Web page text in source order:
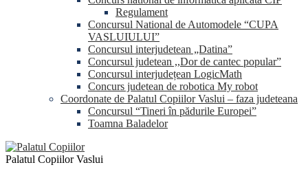
Regulament
Concursul National de Automodele “CUPA
VASLUIULUI”
Concursul interjudetean „Datina”
Concursul judetean ,,Dor de cantec popular”
Concursul interjudețean LogicMath
Concurs judetean de robotica My robot
Coordonate de Palatul Copiilor Vaslui – faza judeteana
Concursul “Tineri în pădurile Europei”
Toamna Baladelor
Palatul Copiilor Vaslui